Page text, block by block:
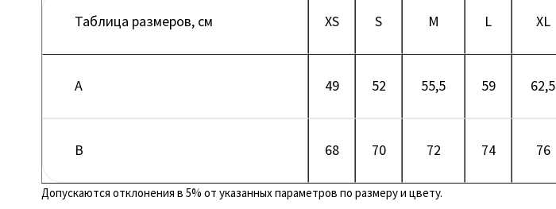
Таблица размеров, см XS S M L XL
A 49 52 55,5 59 62,5
B 68 70 72 74 76
Допускаются отклонения в 5% от указанных параметров по размеру и цвету.